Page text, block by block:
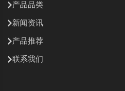
产品品类
新闻资讯
产品推荐
联系我们